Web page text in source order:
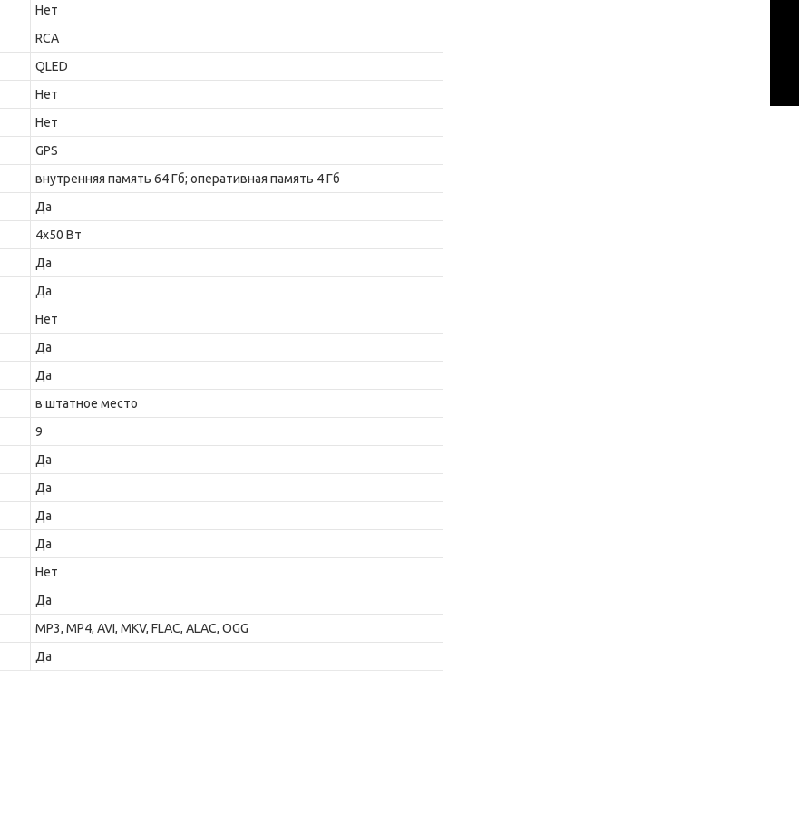
Нет
RCA
QLED
Нет
Нет
GPS
внутренняя память 64 Гб; оперативная память 4 Гб
Да
4x50 Вт
Да
Да
Нет
Да
Да
в штатное место
9
Да
Да
Да
Да
Нет
Да
MP3, MP4, AVI, MKV, FLAC, ALAC, OGG
Да